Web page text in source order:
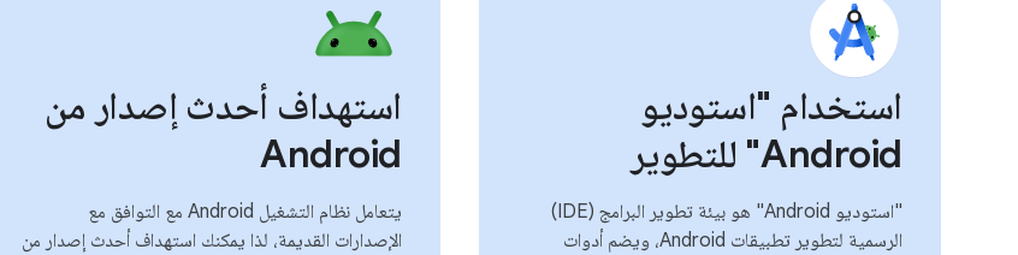
استخدام "استوديو
Android" للتطوير
"استوديو Android" هو بيئة تطوير البرامج (IDE)
الرسمية لتطوير تطبيقات Android، ويضم أدوات
استهداف أحدث إصدار من
Android
يتعامل نظام التشغيل Android مع التوافق مع
الإصدارات القديمة، لذا يمكنك استهداف أحدث إصدار من